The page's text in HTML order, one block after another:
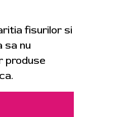
fisurilor si
sa nu
produse